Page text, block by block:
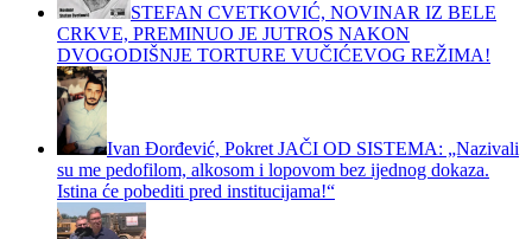
STEFAN CVETKOVIĆ, NOVINAR IZ BELE
CRKVE, PREMINUO JE JUTROS NAKON
DVOGODIŠNJE TORTURE VUČIĆEVOG REŽIMA!
Ivan Đorđević, Pokret JAČI OD SISTEMA: „Nazivali
su me pedofilom, alkosom i lopovom bez ijednog dokaza.
Istina će pobediti pred institucijama!“